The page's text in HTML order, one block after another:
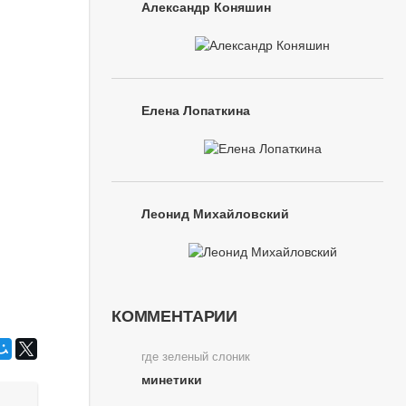
Александр Коняшин
Елена Лопаткина
Леонид Михайловский
КОММЕНТАРИИ
где зеленый слоник
минетики